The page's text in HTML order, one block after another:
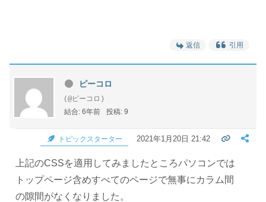
返信 引用
ピーコロ
(@ピーコロ)
結合: 6年前
投稿: 9
トピックスターター 2021年1月20日 21:42
上記のCSSを適用してみましたところパソコンでは
トップページ含めすべてのページで無事にカラム間
の隙間がなくなりました。